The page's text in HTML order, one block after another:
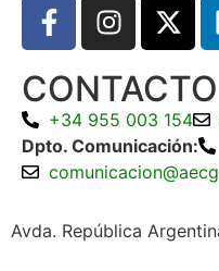
CONTACTO
+34 955 003 154
Dpto. Comunicación:
Avda. República